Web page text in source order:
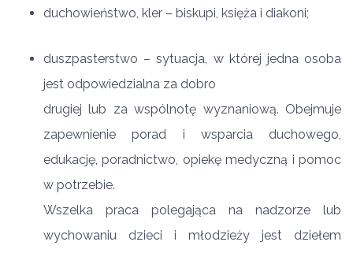
duchowieństwo, kler – biskupi, księża i diakoni;
duszpasterstwo – sytuacja, w której jedna osoba
jest odpowiedzialna za dobro
drugiej lub za wspólnotę wyznaniową. Obejmuje
zapewnienie porad i wsparcia duchowego,
edukację, poradnictwo, opiekę medyczną i pomoc
w potrzebie.
Wszelka praca polegająca na nadzorze lub
wychowaniu dzieci i młodzieży jest dziełem